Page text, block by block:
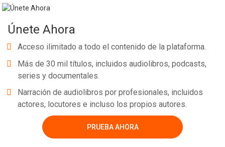
Únete Ahora
Acceso ilimitado a todo el contenido de la plataforma.
Más de 30 mil títulos, incluidos audiolibros, podcasts,
series y documentales.
Narración de audiolibros por profesionales, incluidos
actores, locutores e incluso los propios autores.
PRUEBA AHORA